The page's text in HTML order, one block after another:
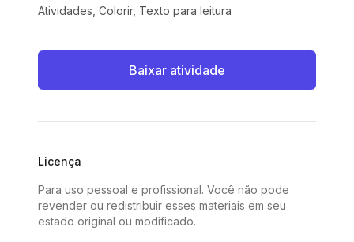
Atividades, Colorir, Texto para leitura
Baixar atividade
Licença
Para uso pessoal e profissional. Você não pode
revender ou redistribuir esses materiais em seu
estado original ou modificado.